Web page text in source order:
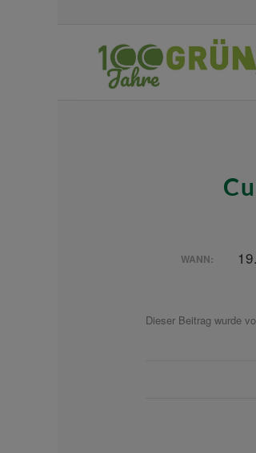
WANN:
Dieser Beitrag wurde